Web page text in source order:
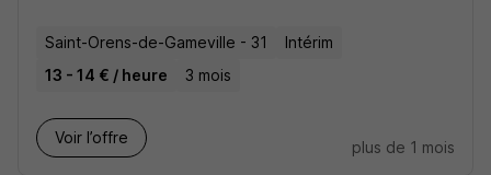
Saint-Orens-de-Gameville - 31
Intérim
13 - 14 € / heure
3 mois
Voir l’offre
plus de 1 mois